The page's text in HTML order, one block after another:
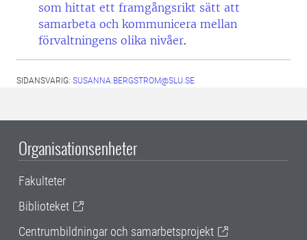
som hittat ett framgångsrikt sätt att
samarbeta och kommunicera mellan
förvaltningens olika nivåer.
SIDANSVARIG: SUSANNA.BERGSTROM@SLU.SE
Organisationsenheter
Fakulteter
Biblioteket
Centrumbildningar och samarbetsprojekt